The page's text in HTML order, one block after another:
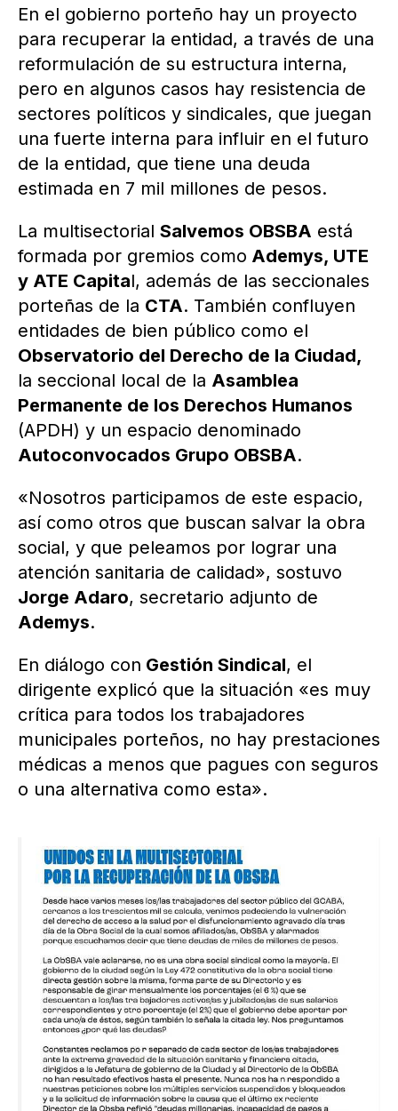
En el gobierno porteño hay un proyecto
para recuperar la entidad, a través de una
reformulación de su estructura interna,
pero en algunos casos hay resistencia de
sectores políticos y sindicales, que juegan
una fuerte interna para influir en el futuro
de la entidad, que tiene una deuda
estimada en 7 mil millones de pesos.
La multisectorial Salvemos OBSBA está
formada por gremios como Ademys, UTE
y ATE Capital, además de las seccionales
porteñas de la CTA. También confluyen
entidades de bien público como el
Observatorio del Derecho de la Ciudad,
la seccional local de la Asamblea
Permanente de los Derechos Humanos
(APDH) y un espacio denominado
Autoconvocados Grupo OBSBA.
«Nosotros participamos de este espacio,
así como otros que buscan salvar la obra
social, y que peleamos por lograr una
atención sanitaria de calidad», sostuvo
Jorge Adaro, secretario adjunto de
Ademys.
En diálogo con Gestión Sindical, el
dirigente explicó que la situación «es muy
crítica para todos los trabajadores
municipales porteños, no hay prestaciones
médicas a menos que pagues con seguros
o una alternativa como esta».